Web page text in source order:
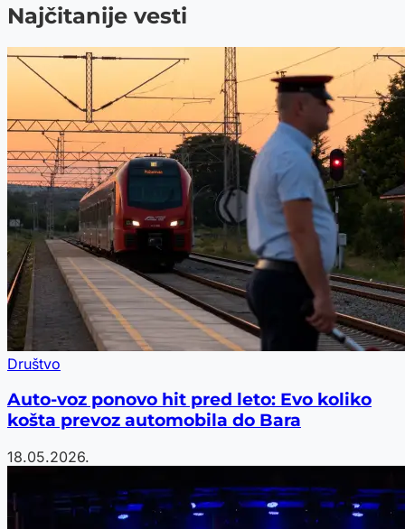
Najčitanije vesti
Društvo
Auto-voz ponovo hit pred leto: Evo koliko
košta prevoz automobila do Bara
18.05.2026.